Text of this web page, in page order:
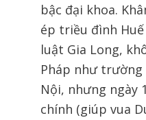
bậc đại khoa.
ép triều đình
luật Gia Long,
Pháp như trường
Nội, nhưng ngày
chính (giúp vua